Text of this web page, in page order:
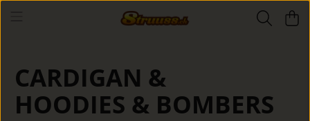
CARDIGAN &
HOODIES & BOMBERS